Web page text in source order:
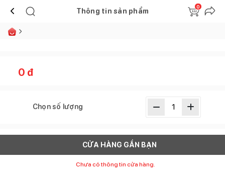
Thông tin sản phẩm
0
0 đ
Chọn số lượng
CỬA HÀNG GẦN BẠN
Chưa có thông tin cửa hàng.